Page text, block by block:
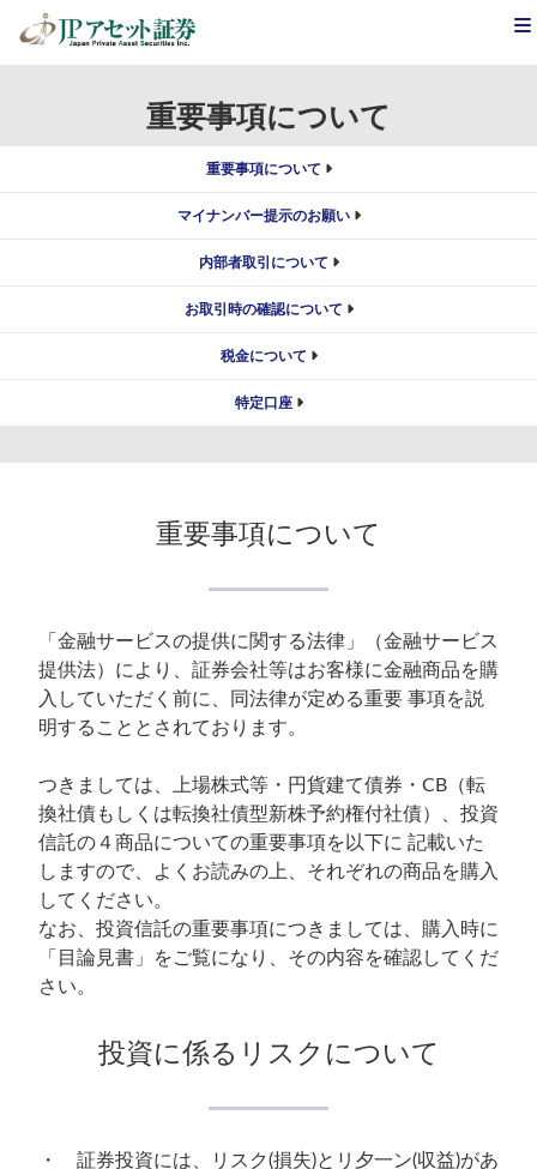
JPアセット証券>取引留意事項
重要事項について
重要事項について
マイナンバー提示のお願い
内部者取引について
お取引時の確認について
税金について
特定口座
重要事項について
「金融サービスの提供に関する法律」（金融サービス
提供法）により、証券会社等はお客様に金融商品を購
入していただく前に、同法律が定める重要 事項を説
明することとされております。
つきましては、上場株式等・円貨建て債券・CB（転
換社債もしくは転換社債型新株予約権付社債）、投資
信託の４商品についての重要事項を以下に 記載いた
しますので、よくお読みの上、それぞれの商品を購入
してください。
なお、投資信託の重要事項につきましては、購入時に
「目論見書」をご覧になり、その内容を確認してくだ
さい。
投資に係るリスクについて
・ 証券投資には、リスク(損失)とリ夕一ン(収益)があ